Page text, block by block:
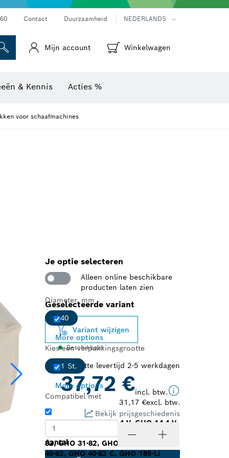
Contact Duurzaamheid NEDERLANDS
Mijn account Winkelwagen
& Kennis Acties %
voor schaafmachines
Je optie selecteren
Alleen online beschikbare
producten laten zien
Diameter, mm
40
More options
Kies een verpakkingsgrootte
1 St.
More options
Compatibel met
Stofzakken: GHO 14,4 V, GHO 14,4 V-
LI, GHO 15-82, GHO 18.0 V, GHO 26-
82, GHO 31-82, GHO 36-82 C, GHO
40-82, GHO 40-82 C, GHO 185-LI
Geselecteerde variant
Variant wijzigen
Beschikbaar
Geschatte levertijd 2-5 werkdagen
37,72 €incl. btw.
31,17 €excl. btw.
Bekijk prijsgeschiedenis
Aantal